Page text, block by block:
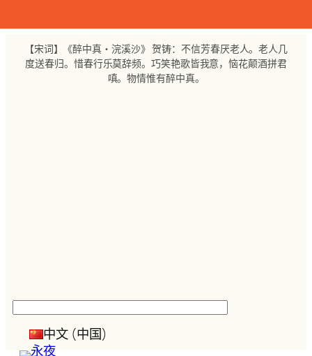
至
【宋词】《醉中真・浣溪沙》 贺铸：不信芳春厌老人。老人几
度送春归。惜春行乐莫辞频。巧笑艳歌皆我意，恼花颠酒拼君
嗔。物情惟有醉中真。
中文 (中国)